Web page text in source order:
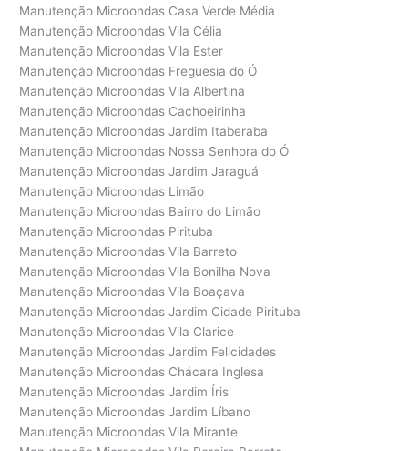
Manutenção Microondas Casa Verde Média
Manutenção Microondas Vila Célia
Manutenção Microondas Vila Ester
Manutenção Microondas Freguesia do Ó
Manutenção Microondas Vila Albertina
Manutenção Microondas Cachoeirinha
Manutenção Microondas Jardim Itaberaba
Manutenção Microondas Nossa Senhora do Ó
Manutenção Microondas Jardim Jaraguá
Manutenção Microondas Limão
Manutenção Microondas Bairro do Limão
Manutenção Microondas Pirituba
Manutenção Microondas Vila Barreto
Manutenção Microondas Vila Bonilha Nova
Manutenção Microondas Vila Boaçava
Manutenção Microondas Jardim Cidade Pirituba
Manutenção Microondas Vila Clarice
Manutenção Microondas Jardim Felicidades
Manutenção Microondas Chácara Inglesa
Manutenção Microondas Jardim Íris
Manutenção Microondas Jardim Líbano
Manutenção Microondas Vila Mirante